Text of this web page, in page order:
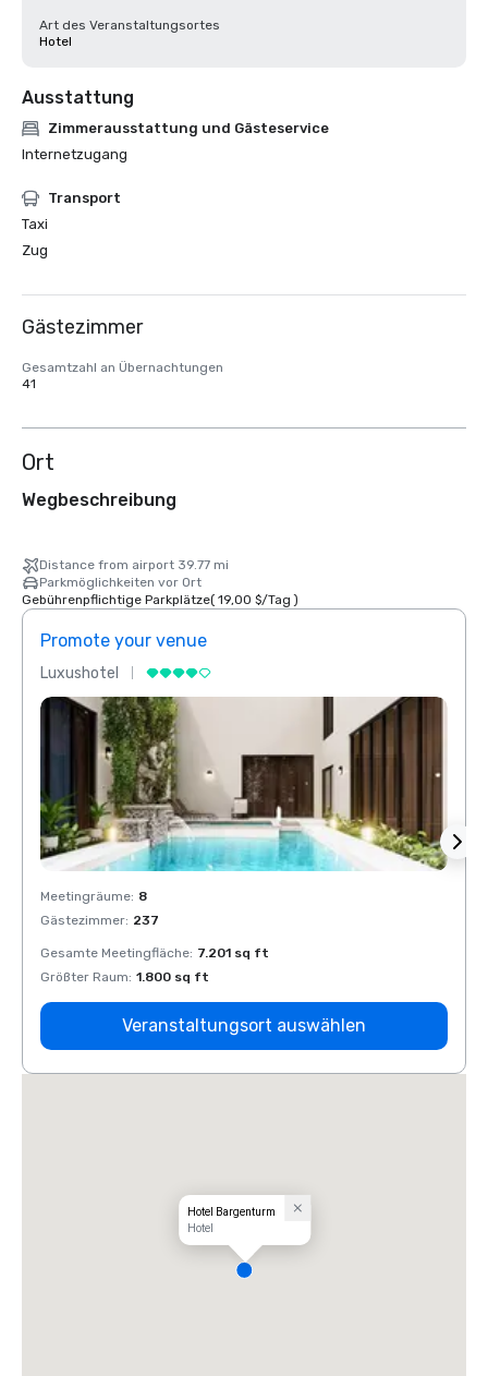
Art des Veranstaltungsortes
Hotel
Ausstattung
Zimmerausstattung und Gästeservice
Internetzugang
Transport
Taxi
Zug
Gästezimmer
Gesamtzahl an Übernachtungen
41
Ort
Wegbeschreibung
Distance from airport 39.77 mi
Parkmöglichkeiten vor Ort
Gebührenpflichtige Parkplätze( 19,00 $/Tag )
Promote your venue
Luxushotel
Meetingräume: 8
Gästezimmer: 237
Gesamte Meetingfläche: 7.201 sq ft
Größter Raum: 1.800 sq ft
Veranstaltungsort auswählen
Hotel Bargenturm
Hotel